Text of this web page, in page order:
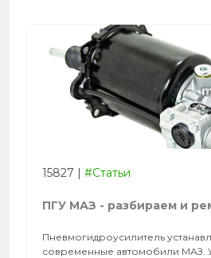
15827 | #Статьи
ПГУ МАЗ - разбираем и
Пневмогидроусилитель
современные автомобили МАЗ.